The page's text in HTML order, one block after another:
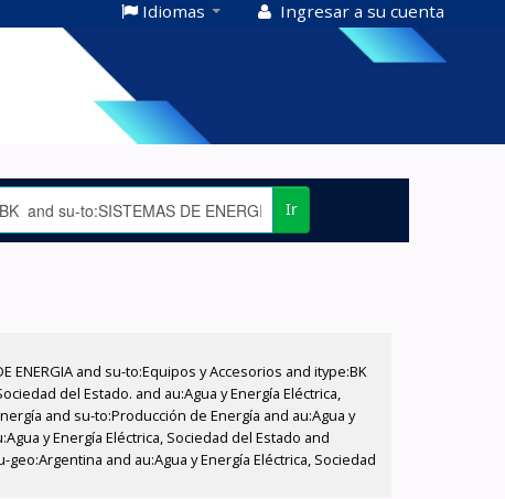
Idiomas Ingresar a su cuenta
Ir
and su-to:Equipos y Accesorios and itype:BK
del Estado. and au:Agua y Energía Eléctrica,
and su-to:Producción de Energía and au:Agua y
y Energía Eléctrica, Sociedad del Estado and
and au:Agua y Energía Eléctrica, Sociedad